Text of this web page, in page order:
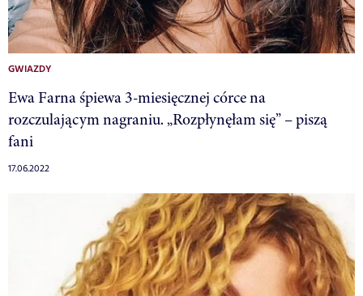
GWIAZDY
Ewa Farna śpiewa 3-miesięcznej córce na
rozczulającym nagraniu. „Rozpłynęłam się” – piszą
fani
17.06.2022